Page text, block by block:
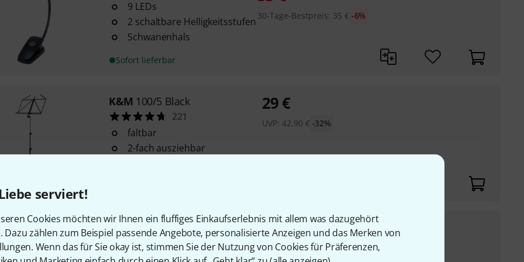
serviert!
Cookies möchten wir Ihnen ein fluffiges Einkaufserlebnis mit allem was dazugehört
Dazu zählen zum Beispiel passende Angebote, personalisierte Anzeigen und das Merken von
Wenn das für Sie okay ist, stimmen Sie der Nutzung von Cookies für Präferenzen,
9 LEDs
2 schaltbare Helligkeitsstufen
Schwanenhals
Sofort lieferbar
30-Tage-Bestpreis: 35 € -6%
K&M 100/5 Black
221
faltbar
2-fach ausziehbar
29€
UVP: 42,90 € -32%
K&M 10012 Carrying Case
620
für K&M Notenpulte 100/1,100/5, 10040 und 100/65
6,90 €
UVP:10